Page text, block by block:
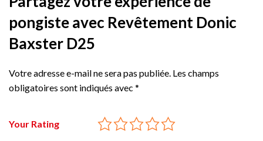
pongiste avec Revêtement Donic
Baxster D25
Votre adresse e-mail ne sera pas publiée. Les champs
obligatoires sont indiqués avec *
Your Rating